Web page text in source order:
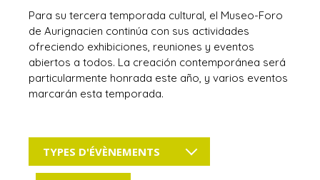
Para su tercera temporada cultural, el Museo-Foro
de Aurignacien continúa con sus actividades
ofreciendo exhibiciones, reuniones y eventos
abiertos a todos. La creación contemporánea será
particularmente honrada este año, y varios eventos
marcarán esta temporada.
TYPES D'ÉVÈNEMENTS